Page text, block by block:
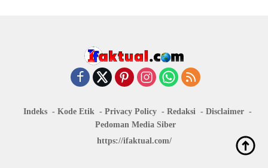
Indeks Kode Etik Privacy Policy Redaksi
Disclaimer
Pedoman Media Siber
https://ifaktual.com/